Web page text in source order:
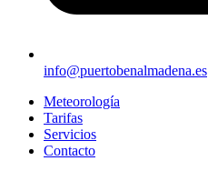
info@puertobenalmadena.es
Meteorología
Tarifas
Servicios
Contacto